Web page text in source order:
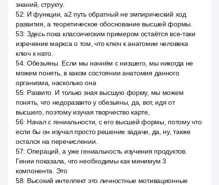
знаний, структу.
52: И функции, a2 путь обратный не эмпирический ход
развития, а теоретическое обоснование высшей формы.
53: Здесь пока классическим примером остаётся все-таки
изречение маркса о том, что ключ к анатомии человека
ключ к нато.
54: Обезьяны. Если мы начнём с низшего, мы никогда не
можем понять, в каком состоянии анатомия данного
организма, насколько она
55: Развито. И только зная высшую форму, мы можем
понять, что недоразвито у обезьяны, да, вот, идя от
высшего, поэтому изучая творчество карте,
56: Начал с гениальности, с его высшей формы, потому что
если бы он изучал просто решение задачи, да, ну, также
остался на перечислении.
57: Операций, а уже гениальность изучения продуктов.
Гении показала, что необходимы как минимум 3
компонента. Это
58: Высокий интеллект это личностные мотивационные